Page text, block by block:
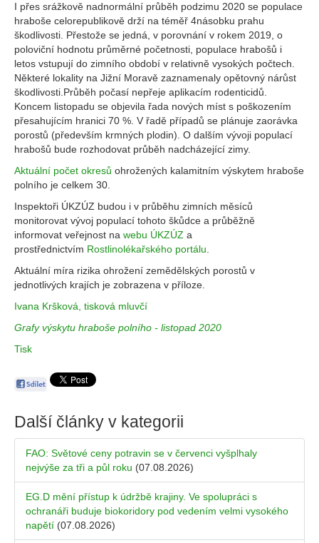
I přes srážkově nadnormální průběh podzimu 2020 se populace
hraboše celorepublikově drží na téměř 4násobku prahu
škodlivosti. Přestože se jedná, v porovnání v rokem 2019, o
poloviční hodnotu průměrné početnosti, populace hrabošů i
letos vstupují do zimního období v relativně vysokých počtech.
Některé lokality na Jižní Moravě zaznamenaly opětovný nárůst
škodlivosti.Průběh počasí nepřeje aplikacím rodenticidů.
Koncem listopadu se objevila řada nových míst s poškozením
přesahujícím hranici 70 %. V řadě případů se plánuje zaorávka
porostů (především krmných plodin). O dalším vývoji populací
hrabošů bude rozhodovat průběh nadcházející zimy.
Aktuální počet okresů ohrožených kalamitním výskytem hraboše
polního je celkem 30.
Inspektoři ÚKZÚZ budou i v průběhu zimních měsíců
monitorovat vývoj populací tohoto škůdce a průběžně
informovat veřejnost na webu ÚKZÚZ a
prostřednictvím Rostlinolékařského portálu
Aktuální míra rizika ohrožení zemědělských porostů v
jednotlivých krajích je zobrazena v příloze.
Ivana Kršková, tisková mluvčí
Grafy výskytu hraboše polního - listopad 2020
Tisk
Další články v kategorii
FAO: Světové ceny potravin se v červenci vyšplhaly
nejvýše za tři a půl roku (07.08.2026)
EG.D mění přístup k údržbě krajiny. Ve spolupráci s
ochranáři buduje biokoridory pod vedením velmi vysokého
napětí (07.08.2026)